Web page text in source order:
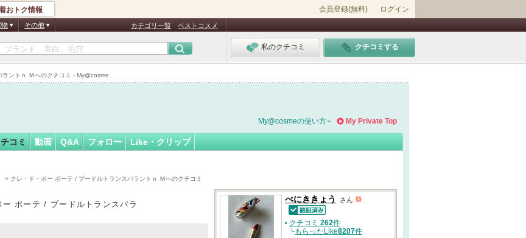
ントｎ Ｍへのクチコミ - My@cosme
おトク情報 会員登録(無料) ログイン
物 その他 カテゴリ一覧 ベストコスメ
私のクチコミ クチコミする
さん
認
証
My Private Top
My@cosmeの使い方
コミ 動画 Q&A フォロー Like・クリップ
> クレ・ド・ポー ボーテ / プードルトランスパラントｎ Ｍへのクチコミ
ー ボーテ / プードルトランスパラ
べにききょう さん
認証済
クチコミ 262件
└もらったLike8207件